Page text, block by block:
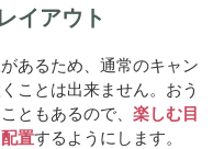
イアウト
あるため、通常のキャン
ことは出来ません。おう
ともあるので、 楽しむ目
置するようにします。